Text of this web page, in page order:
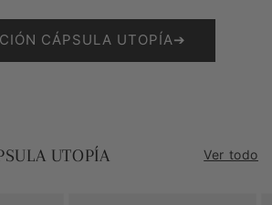
CÁPSULA UTOPÍA➔
UTOPÍA Ver todo